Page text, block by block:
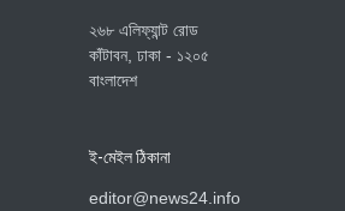
২৬৮ এলিফ্যান্ট রোড
কাঁটাবন, ঢাকা - ১২০৫
বাংলাদেশ
ই-মেইল ঠিকানা
editor@news24.info